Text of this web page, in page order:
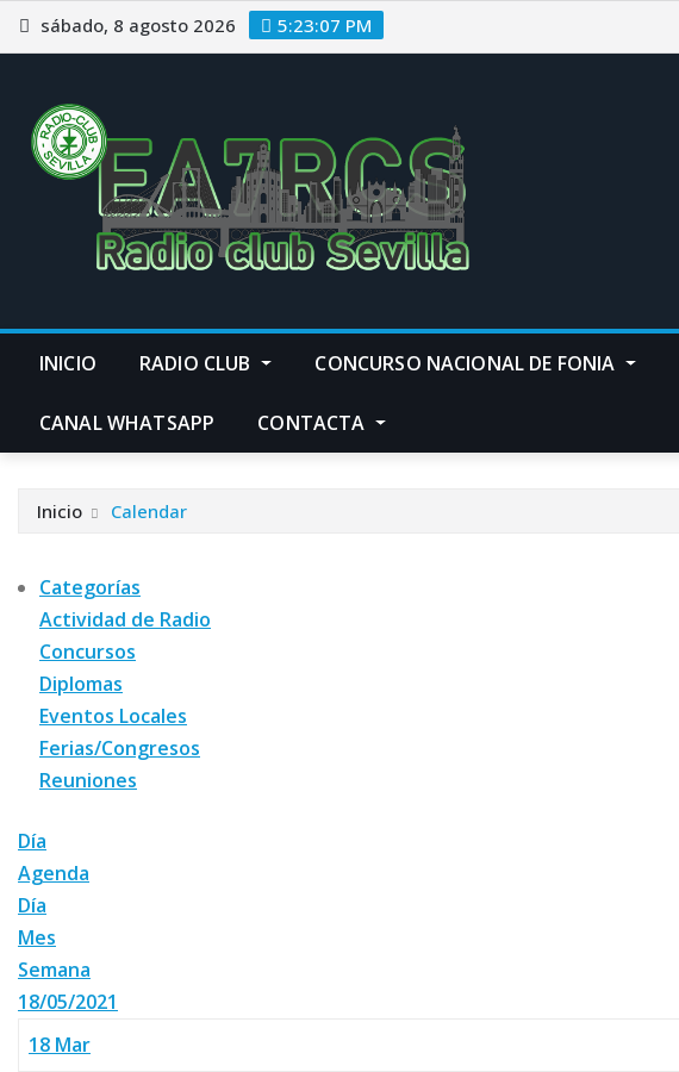
Saltar
al
sábado, 8 agosto 2026 5:23:08 PM
INICIO RADIO CLUB CONCURSO NACIONAL DE FONIA
CANAL WHATSAPP CONTACTA
Inicio Calendar
Categorías
Actividad de Radio
Concursos
Diplomas
Eventos Locales
Ferias/Congresos
Reuniones
Día
Agenda
Día
Mes
Semana
18/05/2021
18 Mar